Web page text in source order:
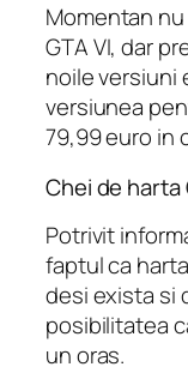
Momentan
GTA VI, dar
noile versiuni
versiunea
79,99 euro in
Chei de harta
Potrivit
faptul ca
desi exista si
posibilitatea
un oras.